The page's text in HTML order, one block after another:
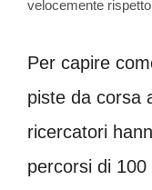
velocemente
Per capire
piste da corsa
ricercatori
percorsi di